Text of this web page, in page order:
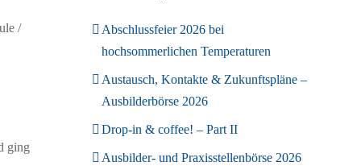
/
ging
Abschlussfeier 2026 bei
hochsommerlichen Temperaturen
Austausch, Kontakte & Zukunftspläne –
Ausbilderbörse 2026
Drop-in & coffee! – Part II
Ausbilder- und Praxisstellenbörse 2026